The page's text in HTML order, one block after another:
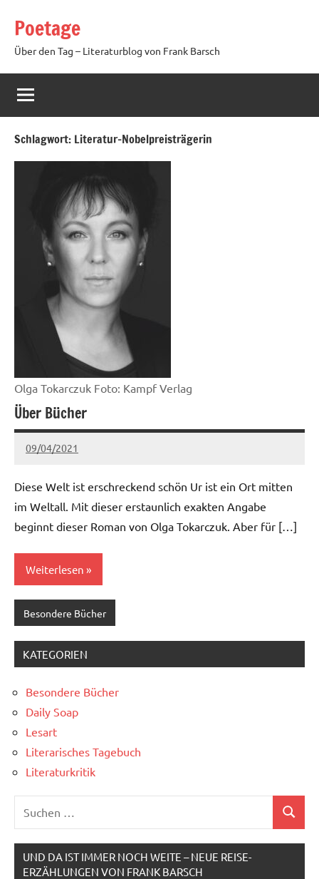
Inhalt
springen
Poetage
Über den Tag – Literaturblog von Frank Barsch
Schlagwort: Literatur-Nobelpreisträgerin
Olga Tokarczuk Foto: Kampf Verlag
Über Bücher
09/04/2021
Ria
Keine
Diese Welt ist erschreckend schön Ur ist ein Ort mitten
im Weltall. Mit dieser erstaunlich exakten Angabe
beginnt dieser Roman von Olga Tokarczuk. Aber für […]
Weiterlesen
Besondere Bücher
KATEGORIEN
Besondere Bücher
Daily Soap
Lesart
Literarisches Tagebuch
Literaturkritik
Suchen
UND DA IST IMMER NOCH WEITE – NEUE REISE-
ERZÄHLUNGEN VON FRANK BARSCH